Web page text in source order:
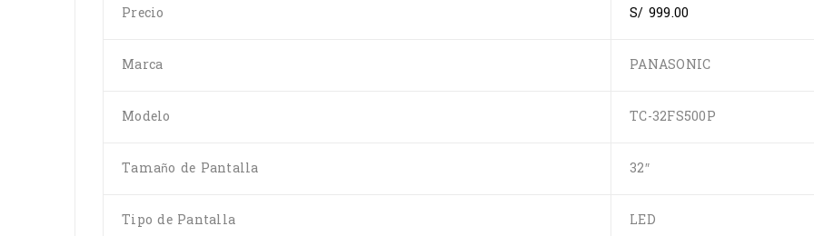
Precio S/ 999.00
Marca PANASONIC
Modelo TC-32FS500P
Tamaño de Pantalla 32″
Tipo de Pantalla LED